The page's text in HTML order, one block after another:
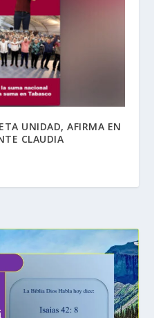
UNIDAD, AFIRMA EN
CLAUDIA